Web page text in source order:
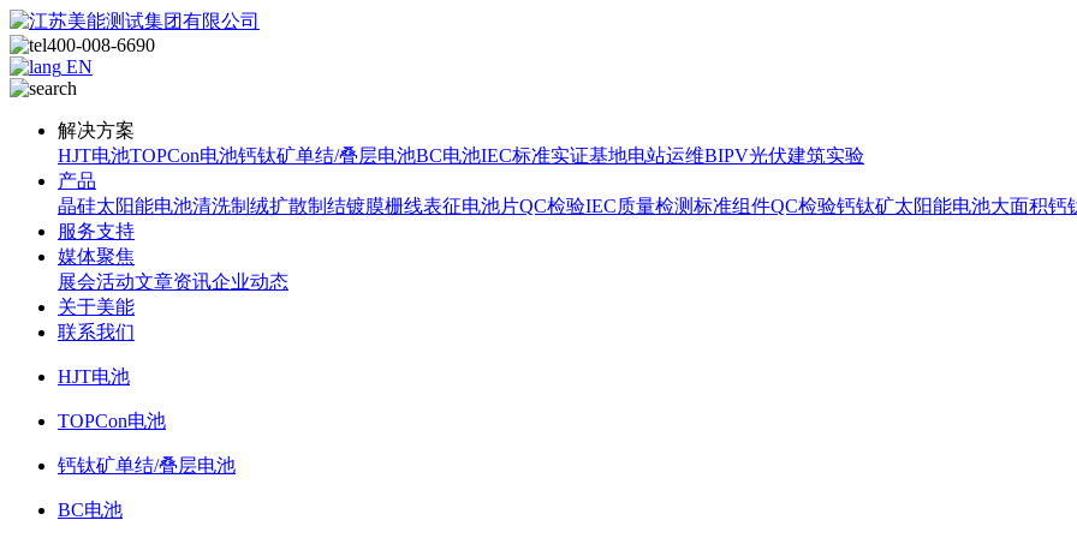
400-008-6690
EN
解决方案
HJT电池TOPCon电池钙钛矿单结/叠层电池BC电池IEC标准实证基地电站运维BIPV光伏建筑实验
产品
晶硅太阳能电池清洗制绒扩散制结镀膜栅线表征电池片QC检验IEC质量检测标准组件QC检验钙钛矿太阳能电池大面积钙
服务支持
媒体聚焦
展会活动文章资讯企业动态
关于美能
联系我们
HJT电池
TOPCon电池
钙钛矿单结/叠层电池
BC电池